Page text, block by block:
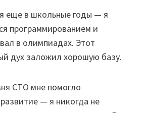
еще в школьные годы — я
программированием и
в олимпиадах. Этот
дух заложил хорошую базу.
CTO мне помогло
— я никогда не